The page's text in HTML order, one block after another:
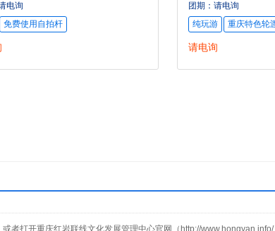
电询
免费使用自拍杆
团期：请电询
纯玩游
重庆特色轮
请电询
或者打开重庆红岩联线文化发展管理中心官网（http://